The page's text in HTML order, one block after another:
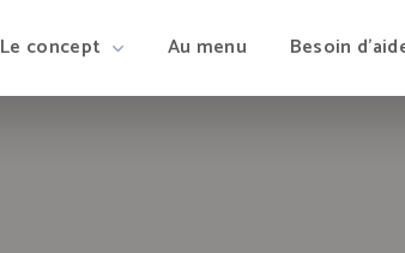
Le concept Au menu Besoin